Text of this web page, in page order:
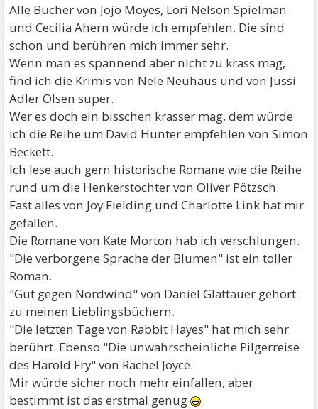
Alle Bücher von Jojo Moyes, Lori Nelson Spielman
und Cecilia Ahern würde ich empfehlen. Die sind
schön und berühren mich immer sehr.
Wenn man es spannend aber nicht zu krass mag,
find ich die Krimis von Nele Neuhaus und von Jussi
Adler Olsen super.
Wer es doch ein bisschen krasser mag, dem würde
ich die Reihe um David Hunter empfehlen von Simon
Beckett.
Ich lese auch gern historische Romane wie die Reihe
rund um die Henkerstochter von Oliver Pötzsch.
Fast alles von Joy Fielding und Charlotte Link hat mir
gefallen.
Die Romane von Kate Morton hab ich verschlungen.
"Die verborgene Sprache der Blumen" ist ein toller
Roman.
"Gut gegen Nordwind" von Daniel Glattauer gehört
zu meinen Lieblingsbüchern.
"Die letzten Tage von Rabbit Hayes" hat mich sehr
berührt. Ebenso "Die unwahrscheinliche Pilgerreise
des Harold Fry" von Rachel Joyce.
Mir würde sicher noch mehr einfallen, aber
bestimmt ist das erstmal genug